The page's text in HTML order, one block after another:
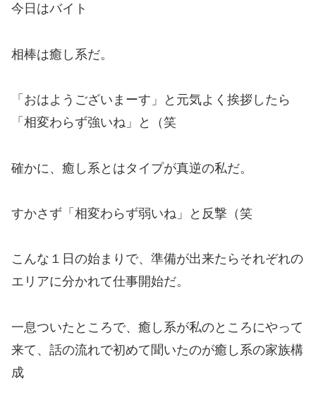
今日はバイト
相棒は癒し系だ。
「おはようございまーす」と元気よく挨拶したら
「相変わらず強いね」と（笑
確かに、癒し系とはタイプが真逆の私だ。
すかさず「相変わらず弱いね」と反撃（笑
こんな１日の始まりで、準備が出来たらそれぞれの
エリアに分かれて仕事開始だ。
一息ついたところで、癒し系が私のところにやって
来て、話の流れで初めて聞いたのが癒し系の家族構
成